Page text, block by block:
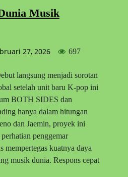
Musik
27, 2026 697
langsung menjadi sorotan
setelah unit baru K-pop ini
BOTH SIDES dan
hanya dalam hitungan
dan Jaemin, proyek ini
penggemar
mempertegas kuatnya daya
musik dunia. Respons cepat